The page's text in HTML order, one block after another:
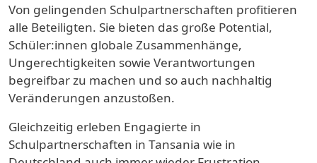
Von gelingenden Schulpartnerschaften profitieren
alle Beteiligten. Sie bieten das große Potential,
Schüler:innen globale Zusammenhänge,
Ungerechtigkeiten sowie Verantwortungen
begreifbar zu machen und so auch nachhaltig
Veränderungen anzustoßen.
Gleichzeitig erleben Engagierte in
Schulpartnerschaften in Tansania wie in